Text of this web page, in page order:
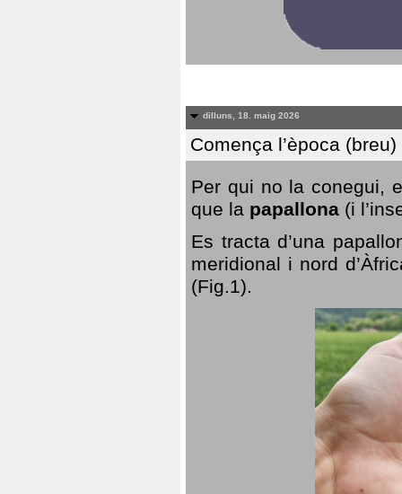
dilluns, 18. maig 2026
Comença l’època
Per qui no la conegui,
que la papallona (i
Es tracta d’una
meridional i nord
(Fig.1).